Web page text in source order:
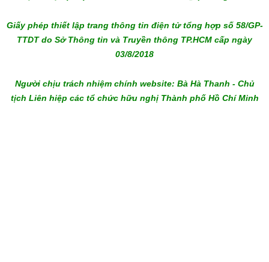
Giấy phép thiết lập trang thông tin điện tử tổng hợp số 58/GP-
TTDT do Sở Thông tin và Truyền thông TP.HCM cấp ngày
03/8/2018
Người chịu trách nhiệm chính website: Bà Hà Thanh - Chủ
tịch Liên hiệp các tổ chức hữu nghị Thành phố Hồ Chí Minh